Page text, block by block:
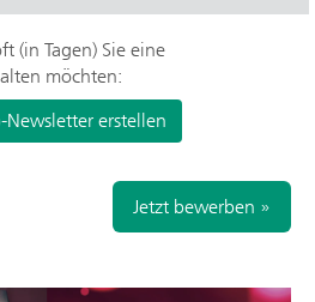
(in Tagen) Sie eine
möchten:
Newsletter erstellen
Jetzt bewerben »